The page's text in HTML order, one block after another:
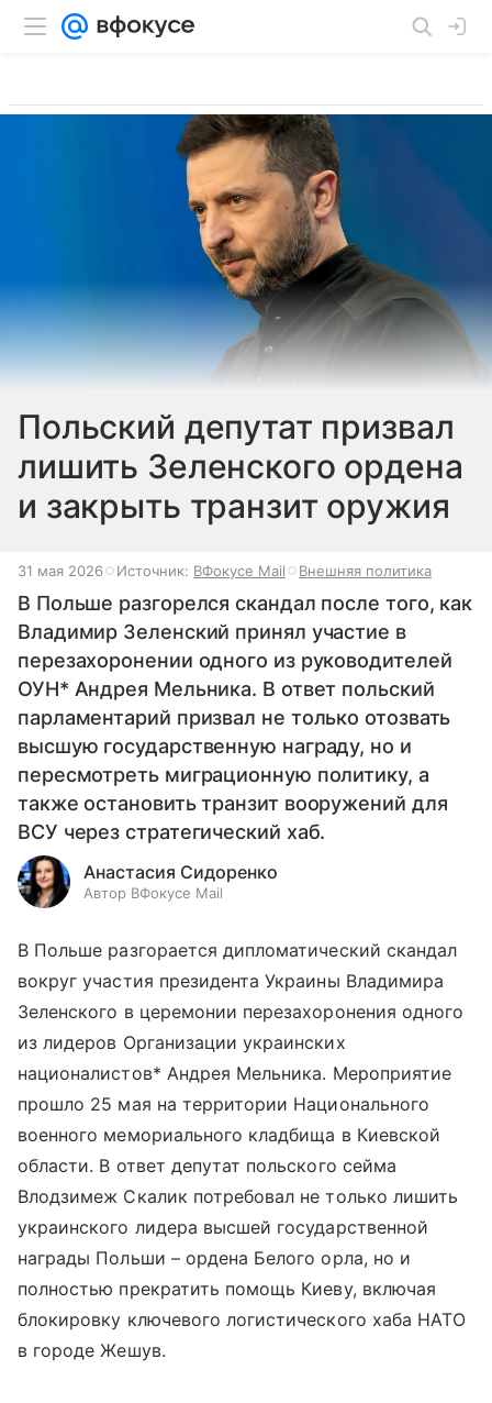
Польский депутат призвал
лишить Зеленского ордена
и закрыть транзит оружия
31 мая 2026 Источник: ВФокусе Mail Внешняя политика
В Польше разгорелся скандал после того, как
Владимир Зеленский принял участие в
перезахоронении одного из руководителей
ОУН* Андрея Мельника. В ответ польский
парламентарий призвал не только отозвать
высшую государственную награду, но и
пересмотреть миграционную политику, а
также остановить транзит вооружений для
ВСУ через стратегический хаб.
Анастасия Сидоренко
Автор ВФокусе Mail
В Польше разгорается дипломатический скандал
вокруг участия президента Украины Владимира
Зеленского в церемонии перезахоронения одного
из лидеров Организации украинских
националистов* Андрея Мельника. Мероприятие
прошло 25 мая на территории Национального
военного мемориального кладбища в Киевской
области. В ответ депутат польского сейма
Влодзимеж Скалик потребовал не только лишить
украинского лидера высшей государственной
награды Польши – ордена Белого орла, но и
полностью прекратить помощь Киеву, включая
блокировку ключевого логистического хаба НАТО
в городе Жешув.